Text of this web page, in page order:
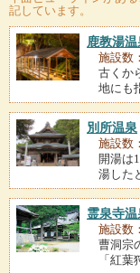
記しています。
鹿教湯温
施設数
古くか
地にも
別所温泉
施設数
開湯は
湯した
霊泉寺温
施設数
曹洞宗
「紅